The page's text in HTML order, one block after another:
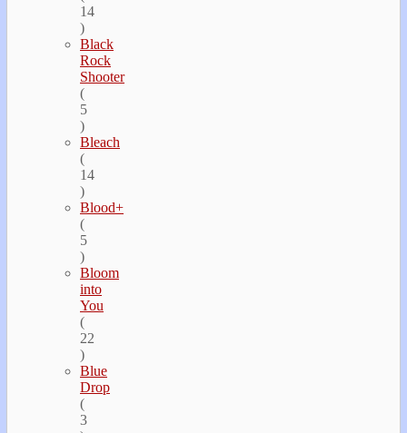
14
)
Black
Rock
Shooter
(
5
)
Bleach
(
14
)
Blood+
(
5
)
Bloom
into
You
(
22
)
Blue
Drop
(
3